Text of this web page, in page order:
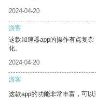
2024-04-20
游客
这款加速器app的操作有点复
化。
2024-04-20
游客
这款app的功能非常丰富，可以